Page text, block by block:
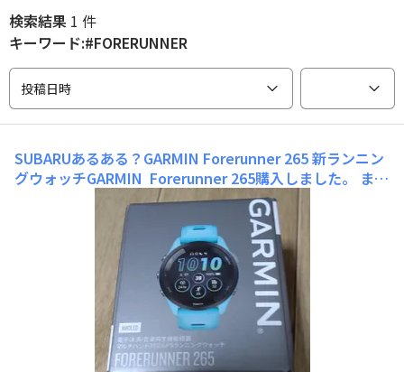
検索結果 1 件
キーワード:#FORERUNNER
投稿日時
SUBARUあるある？GARMIN Forerunner 265新ランニン
グウォッチGARMIN Forerunner 265購入しました。 まず
は練習でいよいよデビューします🎵今までのエプソンと
は、また違い高機能。おっちゃん操作方法戸惑いそうで
す。(アイサイトXも操作できるから大丈夫？) ますますラ
ン🏃が楽しくなりそうです。ブラ